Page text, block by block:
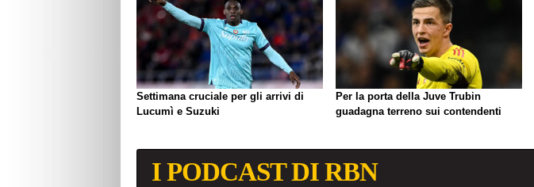
Settimana cruciale per gli arrivi di
Lucumì e Suzuki
Per la porta della Juve Trubin
guadagna terreno sui contendenti
I PODCAST DI RBN